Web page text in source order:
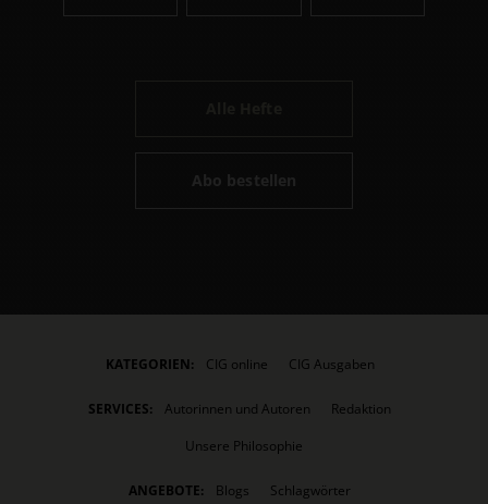
Abo bestellen
KATEGORIEN: CIG online CIG Ausgaben
SERVICES: Autorinnen und Autoren
Redaktion
Unsere Philosophie
ANGEBOTE: Blogs Schlagwörter